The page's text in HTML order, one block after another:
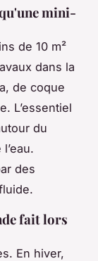
mini-
de 10 m²
dans la
de coque
L’essentiel
du
des
fait lors
En hiver,